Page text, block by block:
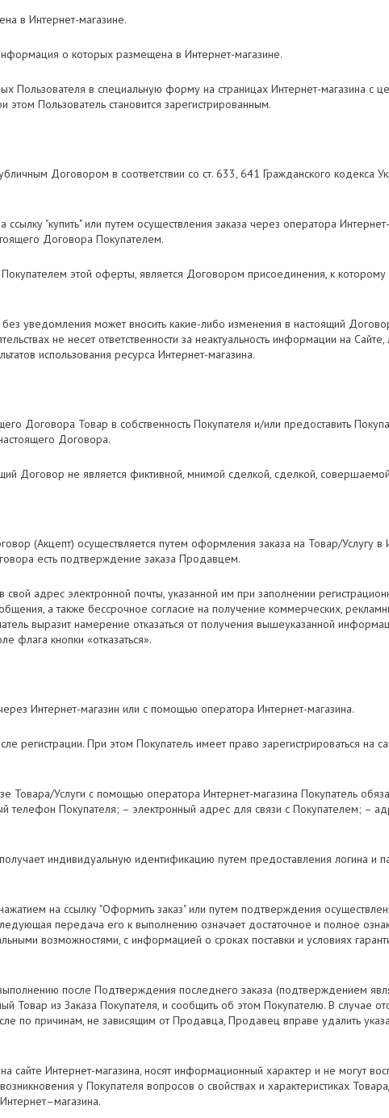
в Интернет-магазине.
о которых размещена в Интернет-магазине.
Пользователя в специальную форму на страницах Интернет-магазина с
Пользователь становится зарегистрированным.
Договором в соответствии со ст. 633, 641 Гражданского кодекса
"купить" или путем осуществления заказа через оператора Интернет-
Договора Покупателем.
этой оферты, является Договором присоединения, к которому
уведомления может вносить какие-либо изменения в настоящий
не несет ответственности за неактуальность информации на
использования ресурса Интернет-магазина.
Договора Товар в собственность Покупателя и/или предоставить
Договора.
Договор не является фиктивной, мнимой сделкой, сделкой,
(Акцепт) осуществляется путем оформления заказа на Товар/Услугу в
есть подтверждение заказа Продавцем.
свой адрес электронной почты, указанной им при заполнении
а также бессрочное согласие на получение коммерческих,
выразит намерение отказаться от получения вышеуказанной
флага кнопки «отказаться».
Интернет-магазин или с помощью оператора Интернет-магазина.
регистрации. При этом Покупатель имеет право зарегистрироваться на
Товара/Услуги с помощью оператора Интернет-магазина Покупатель
телефон Покупателя; – электронный адрес для связи с Покупателем; –
индивидуальную идентификацию путем предоставления логина и
на ссылку "Оформить заказ" или путем подтверждения
передача его к выполнению означает достаточное и полное
возможностями, с информацией о сроках поставки и условиях
после Подтверждения последнего заказа (подтверждением
Товар из Заказа Покупателя, и сообщить об этом Покупателю. В случае
по причинам, не зависящим от Продавца, Продавец вправе удалить
сайте Интернет-магазина, носят информационный характер и не могут
у Покупателя вопросов о свойствах и характеристиках